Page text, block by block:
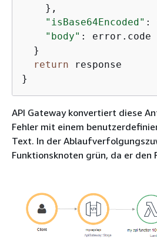
    },
"isBase64Encoded" :
"body" : error.code
  }
return response
}
API Gateway konvertiert diese
Fehler mit einem
Text. In der
Funktionsknoten grün, da er den